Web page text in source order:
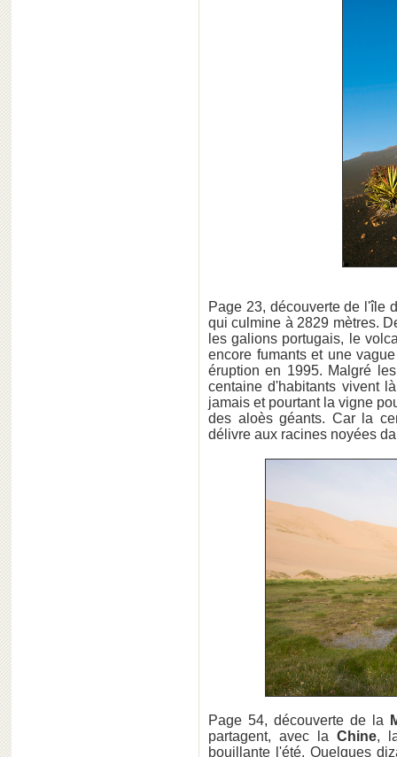
Page 23, découverte de l'île
qui culmine à 2829 mètres.
les galions portugais, le
encore fumants et une
éruption en 1995. Malgré
centaine d'habitants vivent
jamais et pourtant la vigne
des aloès géants. Car la
délivre aux racines noyées
Page 54, découverte de la
partagent, avec la Chine,
bouillante l'été. Quelques